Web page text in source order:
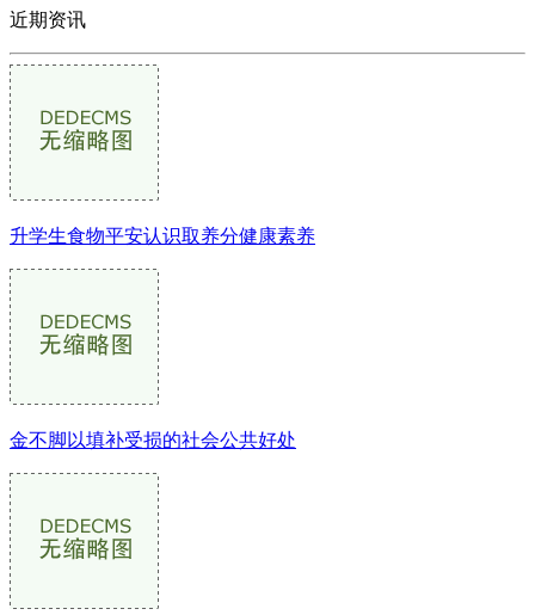
近期资讯
升学生食物平安认识取养分健康素养
金不脚以填补受损的社会公共好处